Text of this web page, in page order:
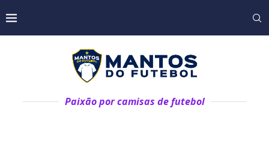
Paixão por camisas de futebol